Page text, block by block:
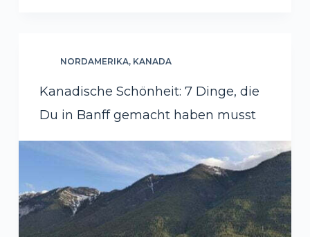
NORDAMERIKA, KANADA
Kanadische Schönheit: 7 Dinge, die
Du in Banff gemacht haben musst